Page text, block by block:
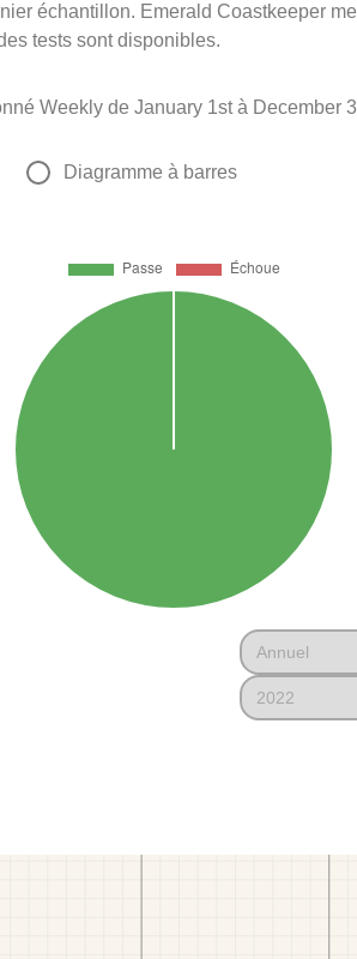
échantillon. Emerald Coastkeeper
tests sont disponibles.
Weekly de January 1st à December
Diagramme à barres